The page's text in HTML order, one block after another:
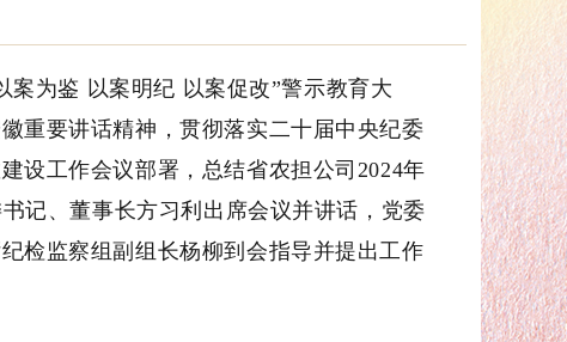
为鉴 以案明纪 以案促改”警示教育大
重要讲话精神，贯彻落实二十届中央纪委
设工作会议部署，总结省农担公司2024年
记、董事长方习利出席会议并讲话，党委
检监察组副组长杨柳到会指导并提出工作